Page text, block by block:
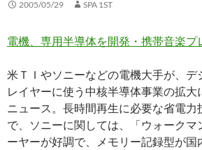
2005/05/29 SPA 1ST
電機、専用半導体を開発・携帯音楽プ
米ＴＩやソニーなどの電機大手が、デ
レイヤーに使う中核半導体事業の拡大
ニュース。長時間再生に必要な省電力
で、ソニーに関しては、「ウォークマ
ーヤーが好調で、メモリー記録型が国